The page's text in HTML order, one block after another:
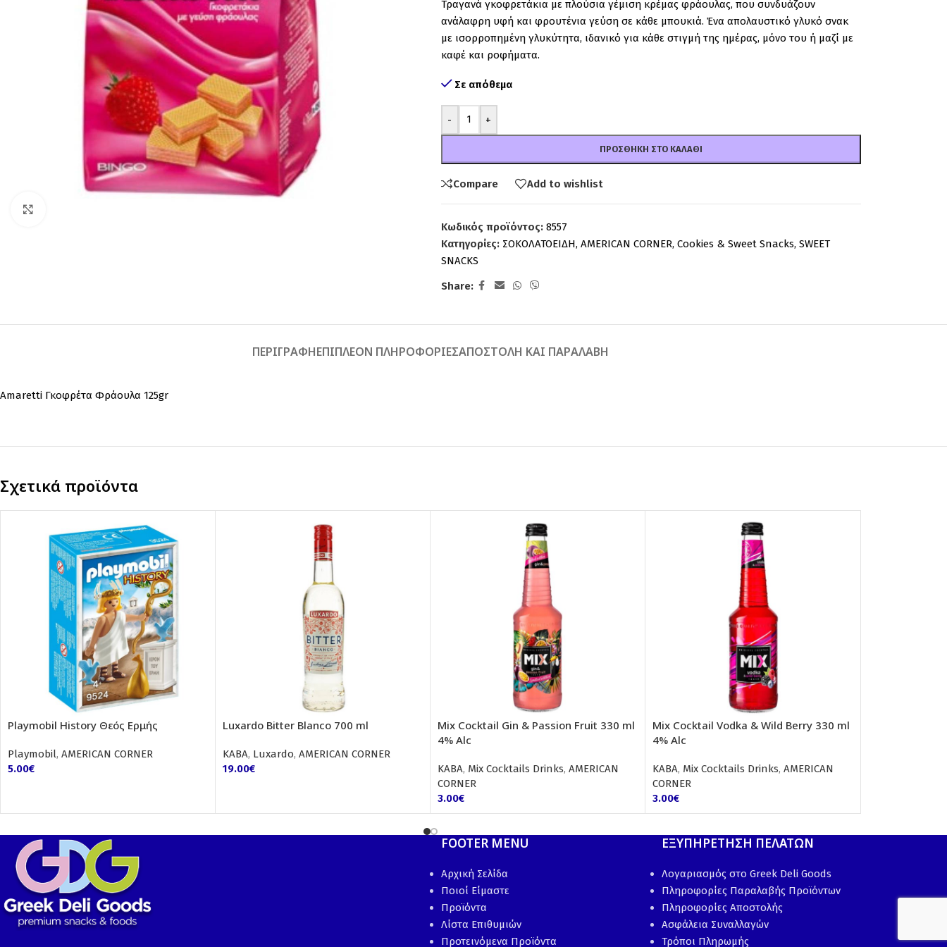
Τραγανά γκοφρετάκια με πλούσια γέμιση κρέμας φράουλας, που συνδυάζουν
ανάλαφρη υφή και φρουτένια γεύση σε κάθε μπουκιά. Ένα απολαυστικό γλυκό σνακ
με ισορροπημένη γλυκύτητα, ιδανικό για κάθε στιγμή της ημέρας, μόνο του ή μαζί με
καφέ και ροφήματα.
Σε απόθεμα
- +
ΠΡΟΣΘΉΚΗ ΣΤΟ ΚΑΛΆΘΙ
Compare Add to wishlist
Κωδικός προϊόντος: 8557
Κατηγορίες: ΣΟΚΟΛΑΤΟΕΙΔΗ, AMERICAN CORNER, Cookies & Sweet Snacks, SWEET
SNACKS
Share:
ΠΕΡΙΓΡΑΦΉΕΠΙΠΛΈΟΝ ΠΛΗΡΟΦΟΡΊΕΣΑΠΟΣΤΟΛΉ ΚΑΙ ΠΑΡΑΛΑΒΉ
Amaretti Γκοφρέτα Φράουλα 125gr
Σχετικά προϊόντα
Playmobil History Θεός Ερμής
Playmobil, AMERICAN CORNER
5.00€
Luxardo Bitter Blanco 700 ml
ΚΑΒΑ, Luxardo, AMERICAN CORNER
19.00€
Mix Cocktail Gin & Passion Fruit 330 ml
4% Alc
ΚΑΒΑ, Mix Cocktails Drinks, AMERICAN
CORNER
3.00€
Mix Cocktail Vodka & Wild Berry 330 ml
4% Alc
ΚΑΒΑ, Mix Cocktails Drinks, AMERICAN
CORNER
3.00€
FOOTER MENU
Αρχική Σελίδα
Ποιοί Είμαστε
Προϊόντα
Λίστα Επιθυμιών
Προτεινόμενα Προϊόντα
ΕΞΥΠΗΡΕΤΗΣΗ ΠΕΛΑΤΩΝ
Λογαριασμός στο Greek Deli Goods
Πληροφορίες Παραλαβής Προϊόντων
Πληροφορίες Αποστολής
Ασφάλεια Συναλλαγών
Τρόποι Πληρωμής